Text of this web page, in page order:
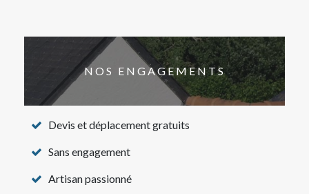
NOS ENGAGEMENTS
Devis et déplacement gratuits
Sans engagement
Artisan passionné